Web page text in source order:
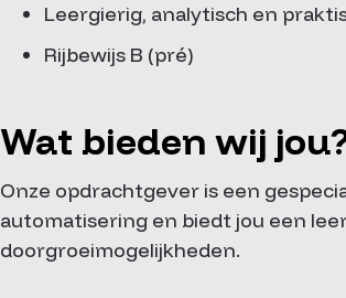
Leergierig, analytisch en
Rijbewijs B (pré)
Wat bieden wij
Onze opdrachtgever is een
automatisering en biedt jou een
doorgroeimogelijkheden.